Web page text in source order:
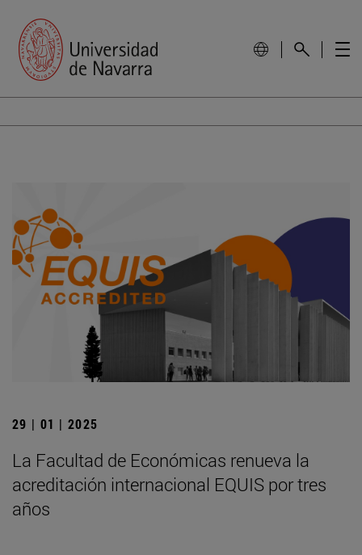
29 | 01 | 2025
La Facultad de Económicas renueva la
acreditación internacional EQUIS por tres
años